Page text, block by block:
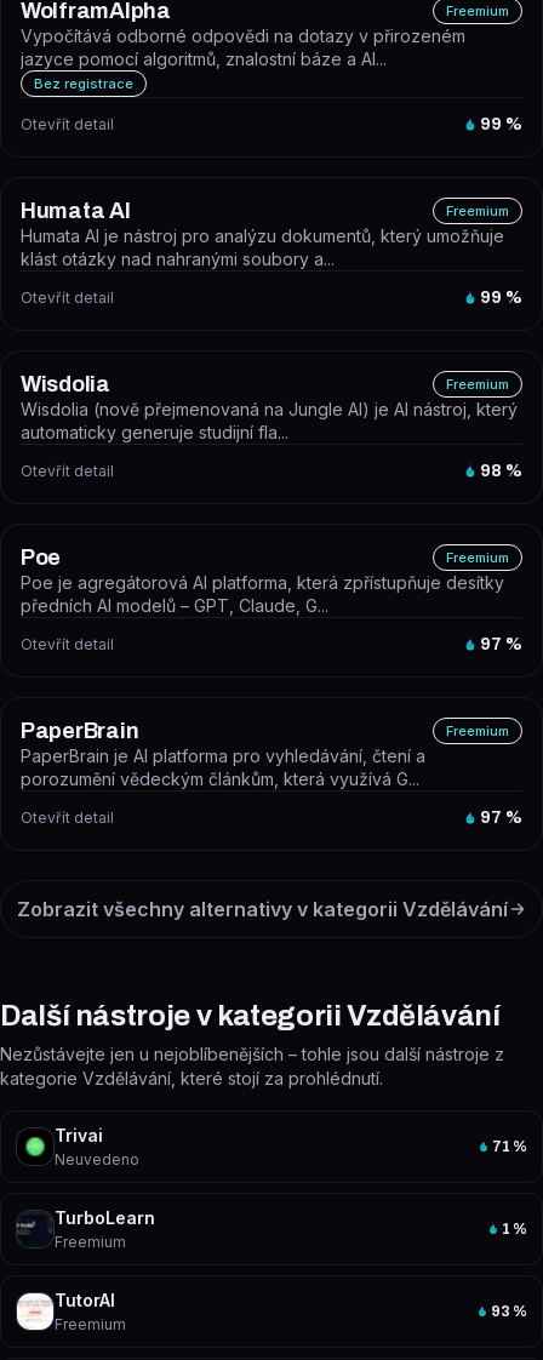
WolframAlpha Freemium
Vypočítává odborné odpovědi na dotazy v přirozeném
jazyce pomocí algoritmů, znalostní báze a AI...
Bez registrace
Otevřít detail 99 %
Humata AI Freemium
Humata AI je nástroj pro analýzu dokumentů, který umožňuje
klást otázky nad nahranými soubory a...
Otevřít detail 99 %
Wisdolia Freemium
Wisdolia (nově přejmenovaná na Jungle AI) je AI nástroj, který
automaticky generuje studijní fla...
Otevřít detail 98 %
Poe Freemium
Poe je agregátorová AI platforma, která zpřístupňuje desítky
předních AI modelů – GPT, Claude, G...
Otevřít detail 97 %
PaperBrain Freemium
PaperBrain je AI platforma pro vyhledávání, čtení a
porozumění vědeckým článkům, která využívá G...
Otevřít detail 97 %
Zobrazit všechny alternativy v kategorii Vzdělávání
Další nástroje v kategorii Vzdělávání
Nezůstávejte jen u nejoblíbenějších – tohle jsou další nástroje z
kategorie Vzdělávání, které stojí za prohlédnutí.
Trivai
Neuvedeno
71 %
TurboLearn
Freemium
1 %
TutorAI
Freemium
93 %